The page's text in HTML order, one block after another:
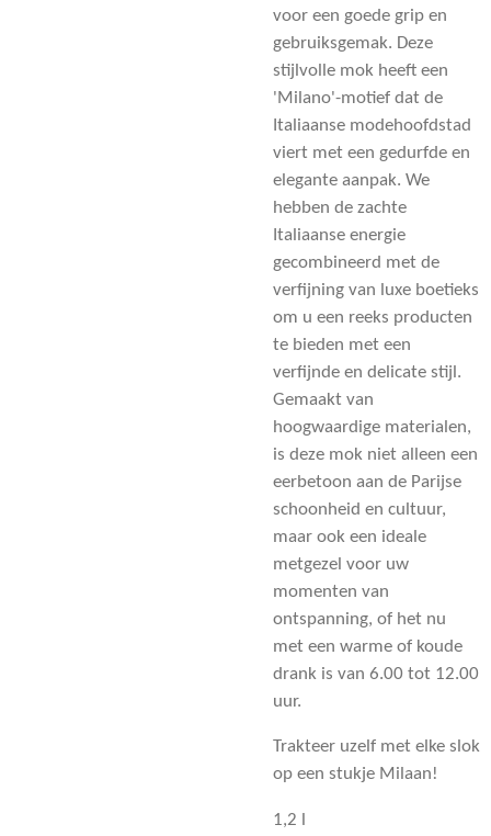
voor een goede grip en
gebruiksgemak. Deze
stijlvolle mok heeft een
'Milano'-motief dat de
Italiaanse modehoofdstad
viert met een gedurfde en
elegante aanpak. We
hebben de zachte
Italiaanse energie
gecombineerd met de
verfijning van luxe boetieks
om u een reeks producten
te bieden met een
verfijnde en delicate stijl.
Gemaakt van
hoogwaardige materialen,
is deze mok niet alleen een
eerbetoon aan de Parijse
schoonheid en cultuur,
maar ook een ideale
metgezel voor uw
momenten van
ontspanning, of het nu
met een warme of koude
drank is van 6.00 tot 12.00
uur.
Trakteer uzelf met elke slok
op een stukje Milaan!
1,2 l